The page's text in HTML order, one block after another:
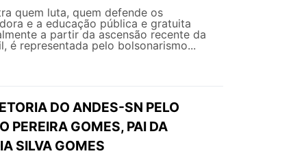
quem luta, quem defende os
e a educação pública e gratuita
a partir da ascensão recente da
é representada pelo bolsonarismo...
DO ANDES-SN PELO
PEREIRA GOMES, PAI DA
SILVA GOMES